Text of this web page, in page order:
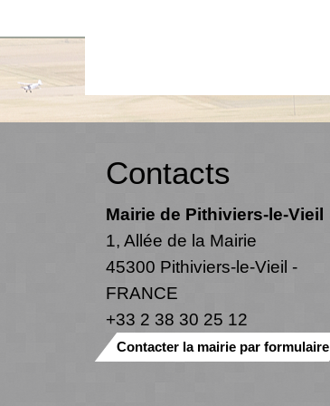
Contacts
Mairie de Pithiviers-le-Vieil
1, Allée de la Mairie
45300 Pithiviers-le-Vieil -
FRANCE
+33 2 38 30 25 12
Contacter la mairie par formulaire